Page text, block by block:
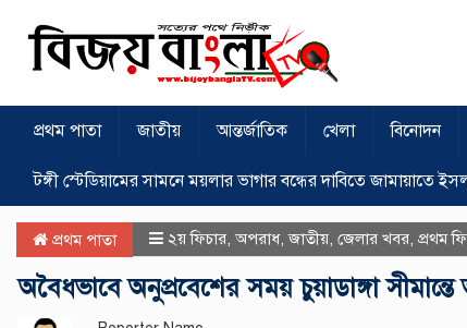
প্রথম পাতা জাতীয় আন্তর্জাতিক খেলা বিনোদন
টঙ্গী স্টেডিয়ামের সামনে ময়লার ভাগার বন্ধের দাবিতে জামায়াতে
প্রথম পাতা ২য় ফিচার অপরাধ,জাতীয় জেলার খবর প্রথম
অবৈধভাবে অনুপ্রবেশের সময় চুয়াডাঙ্গা